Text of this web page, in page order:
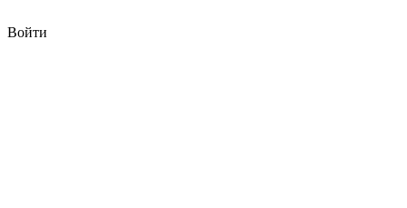
Войти